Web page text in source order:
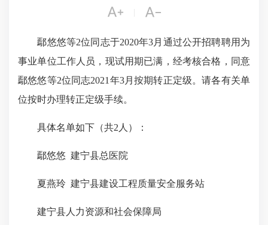
 
鄢悠悠等2位同志于2020年3月通过公开招聘聘用为
事业单位工作人员，现试用期已满，经考核合格，同意
鄢悠悠等2位同志2021年3月按期转正定级。请各有关单
位按时办理转正定级手续。
具体名单如下（共2人）：
鄢悠悠 建宁县总医院
夏燕玲 建宁县建设工程质量安全服务站
建宁县人力资源和社会保障局